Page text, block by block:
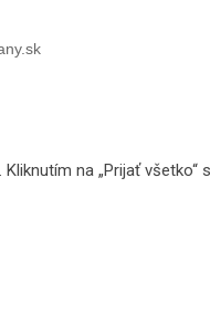
na „Prijať